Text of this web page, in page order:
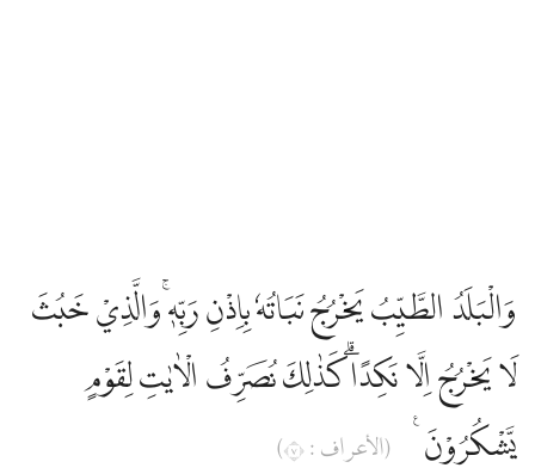
وَالْبَلَدُ الطَّيِّبُ يَخْرُجُ نَبَاتُهٗ بِاِذْنِ رَبِّهٖۚ وَالَّذِيْ خَبُثَ
لَا يَخْرُجُ اِلَّا نَكِدًاۗ كَذٰلِكَ نُصَرِّفُ الْاٰيٰتِ لِقَوْمٍ
يَّشْكُرُوْنَ ࣖ
(الأعراف : ٧)